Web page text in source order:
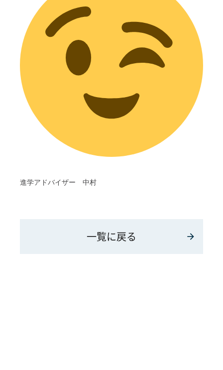
進学アドバイザー 中村
一覧に戻る